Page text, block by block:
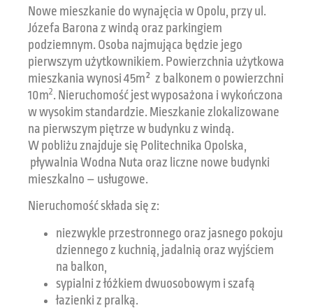
Nowe mieszkanie do wynajęcia w Opolu, przy ul.
Józefa Barona z windą oraz parkingiem
podziemnym. Osoba najmująca będzie jego
pierwszym użytkownikiem. Powierzchnia użytkowa
mieszkania wynosi 45m² z balkonem o powierzchni
10m2. Nieruchomość jest wyposażona i wykończona
w wysokim standardzie. Mieszkanie zlokalizowane
na pierwszym piętrze w budynku z windą.
W pobliżu znajduje się Politechnika Opolska,
pływalnia Wodna Nuta oraz liczne nowe budynki
mieszkalno – usługowe.
Nieruchomość składa się z:
niezwykle przestronnego oraz jasnego pokoju
dziennego z kuchnią, jadalnią oraz wyjściem
na balkon,
sypialni z łóżkiem dwuosobowym i szafą
łazienki z pralką.